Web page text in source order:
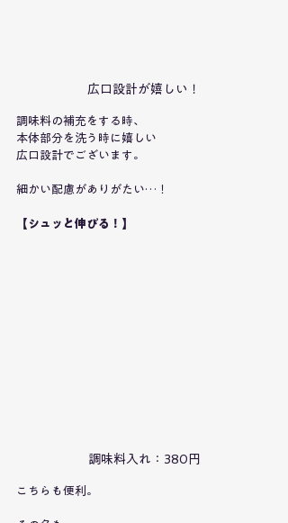
広口設計が嬉しい！
調味料の補充をする時、
本体部分を洗う時に嬉しい
広口設計でございます。
細かい配慮がありがたい…！
【シュッと伸びる！】
調味料入れ：380円
こちらも便利。